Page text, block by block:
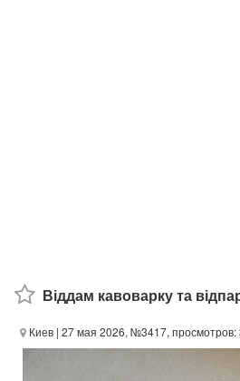
Віддам кавоварку та
Киев | 27 мая 2026, №3417, просмотров: